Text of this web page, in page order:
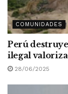
COMUNIDADES
Perú
ilegal
28/06/2025